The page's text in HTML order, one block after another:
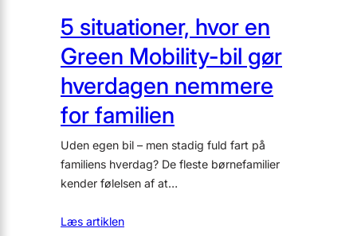
5 situationer, hvor en
Green Mobility-bil gør
hverdagen nemmere
for familien
Uden egen bil – men stadig fuld fart på
familiens hverdag? De fleste børnefamilier
kender følelsen af at…
Læs artiklen